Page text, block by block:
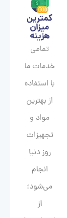
کمترین
میزان
هزینه
تمامی
خدمات ما
با استفاده
از بهترین
مواد و
تجهیزات
روز دنیا
انجام
می‌شود؛
از